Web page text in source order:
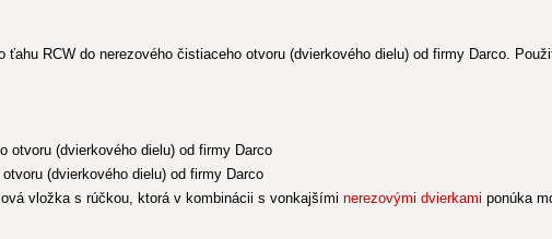
RCW do nerezového čistiaceho otvoru (dvierkového dielu) od firmy Darco.
otvoru (dvierkového dielu) od firmy Darco
(dvierkového dielu) od firmy Darco
vložka s rúčkou, ktorá v kombinácii s vonkajšími nerezovými dvierkami ponúka